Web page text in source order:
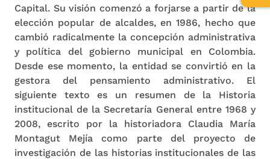
de
Capital. Su visión comenzó a forjarse a partir de la
elección popular de alcaldes, en 1986, hecho que
cambió radicalmente la concepción administrativa
y política del gobierno municipal en Colombia.
Desde ese momento, la entidad se convirtió en la
gestora del pensamiento administrativo. El
siguiente texto es un resumen de la Historia
institucional de la Secretaría General entre 1968 y
2008, escrito por la historiadora Claudia María
Montagut Mejía como parte del proyecto de
investigación de las historias institucionales de las